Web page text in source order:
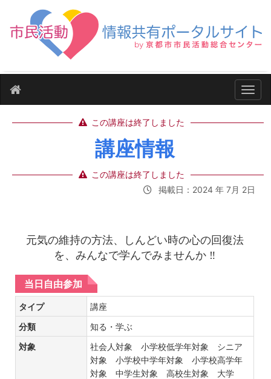
ナビ
この講座は終了しました
講座情報
この講座は終了しました
掲載日：2024 年 7月 2日
元気の維持の方法、しんどい時の心の回復法
を、みんなで学んでみませんか ‼
当日自由参加
タイプ 講座
分類 知る・学ぶ
対象
社会人対象 小学校低学年対象 シニア
対象 小学校中学年対象 小学校高学年
対象 中学生対象 高校生対象 大学